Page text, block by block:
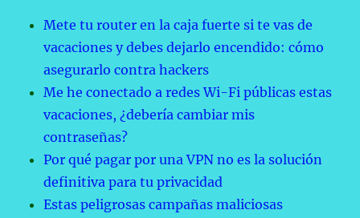
Mete tu router en la caja fuerte si te vas de
vacaciones y debes dejarlo encendido: cómo
asegurarlo contra hackers
Me he conectado a redes Wi-Fi públicas estas
vacaciones, ¿debería cambiar mis
contraseñas?
Por qué pagar por una VPN no es la solución
definitiva para tu privacidad
Estas peligrosas campañas maliciosas